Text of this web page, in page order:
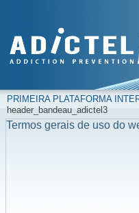
PRIMEIRA PLATAFORMA
header_bandeau_adictel3
Termos gerais de uso do